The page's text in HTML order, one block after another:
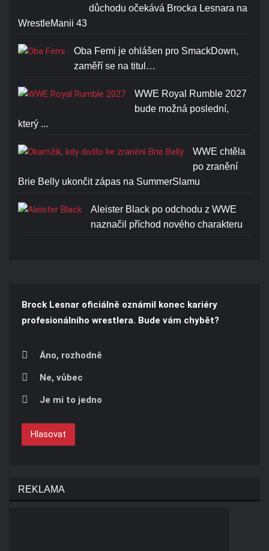
ONLY T-SHIRT
Cena: 1773-Kč
důchodu očekává Brocka Lesnara na
WrestleManii 43
Oba Femi je ohlášen pro SmackDown,
zaměří se na titul…
WWE Royal Rumble 2027
bude možná poslední,
který ...
WWE chtěla
po zranění
Brie Belly ukončit zápas na SummerSlamu
Aleister Black po odchodu z WWE
naznačil příchod nového charakteru
Brock Lesnar oficiálně oznámil konec kariéry
profesionálního wrestlera. Bude vám chybět?
Áno, rozhodně
Ne, vůbec
Je mi to jedno
Hlasovat
REKLAMA